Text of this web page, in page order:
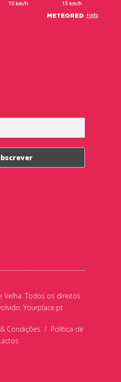
Velha. Todos os direitos
Yourplace.pt
Condições / Política de